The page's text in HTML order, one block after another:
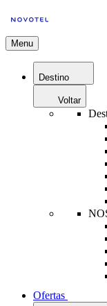
Menu
Destino
Voltar
Ofertas